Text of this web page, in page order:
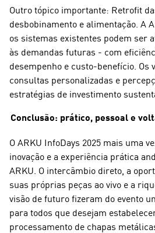
Outro tópico importante: Retrofit
desbobinamento e alimentação. A
os sistemas existentes podem ser
às demandas futuras - com
desempenho e custo-benefício. Os
consultas personalizadas e
estratégias de investimento
Conclusão: prático, pessoal e
O ARKU InfoDays 2025 mais uma
inovação e a experiência prática
ARKU. O intercâmbio direto, a
suas próprias peças ao vivo e a
visão de futuro fizeram do evento
para todos que desejam
processamento de chapas